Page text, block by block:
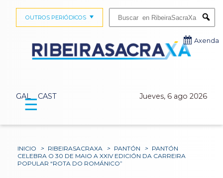
GAL CAST Jueves, 6 ago 2026
OUTROS PERIÓDICOS
Axenda
☰
INICIO > RIBEIRASACRAXA > PANTÓN > PANTÓN
CELEBRA O 30 DE MAIO A XXIV EDICIÓN DA CARREIRA
POPULAR “ROTA DO ROMÁNICO”